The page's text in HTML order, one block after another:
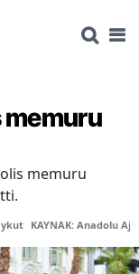
memuru
memuru
KAYNAK: Anadolu